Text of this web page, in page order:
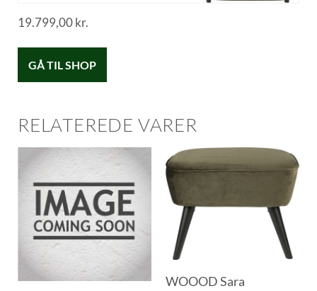
19.799,00kr.
GÅ TIL SHOP
RELATEREDE VARER
WOOOD Sara